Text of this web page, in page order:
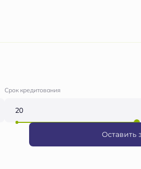
Срок кредитования
Оставить